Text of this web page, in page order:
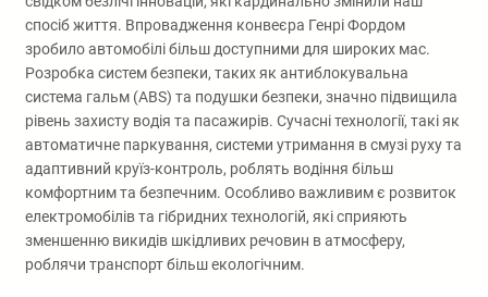
спосіб життя. Впровадження конвеєра Генрі Фордом
зробило автомобілі більш доступними для широких мас.
Розробка систем безпеки, таких як антиблокувальна
система гальм (ABS) та подушки безпеки, значно підвищила
рівень захисту водія та пасажирів. Сучасні технології, такі як
автоматичне паркування, системи утримання в смузі руху та
адаптивний круїз-контроль, роблять водіння більш
комфортним та безпечним. Особливо важливим є розвиток
електромобілів та гібридних технологій, які сприяють
зменшенню викидів шкідливих речовин в атмосферу,
роблячи транспорт більш екологічним.